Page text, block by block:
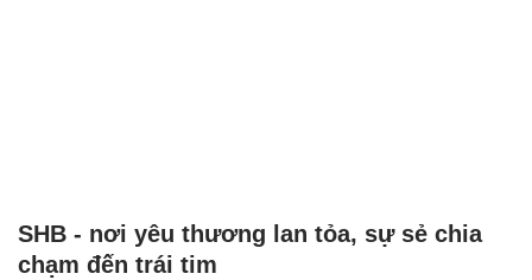
SHB - nơi yêu thương lan tỏa, sự sẻ chia
chạm đến trái tim